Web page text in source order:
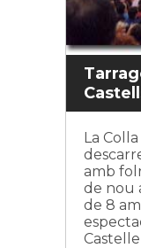
La
amb
de nou
de 8